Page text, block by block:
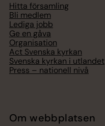
Hitta församling
Bli medlem
Lediga jobb
Ge en gåva
Organisation
Act Svenska kyrkan
Svenska kyrkan i utlandet
Press – nationell nivå
Om webbplatsen